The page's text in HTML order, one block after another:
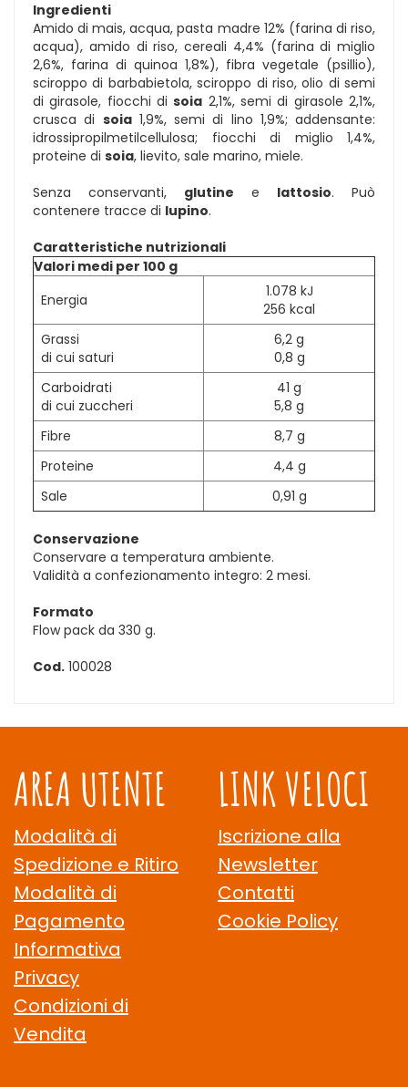
Ingredienti
Amido di mais, acqua, pasta madre 12% (farina di riso,
acqua), amido di riso, cereali 4,4% (farina di miglio
2,6%, farina di quinoa 1,8%), fibra vegetale (psillio),
sciroppo di barbabietola, sciroppo di riso, olio di semi
di girasole, fiocchi disoia 2,1%, semi di girasole 2,1%,
crusca di soia1,9%, semi di lino 1,9%; addensante:
idrossipropilmetilcellulosa; fiocchi di miglio 1,4%,
proteine di soia, lievito, sale marino, miele.
Senza conservanti, glutine e lattosio. Può
contenere tracce di lupino.
Caratteristiche nutrizionali
Valori medi per 100 g
Energia
1.078 kJ
256 kcal
Grassi
di cui saturi
6,2 g
0,8 g
Carboidrati
di cui zuccheri
41 g
5,8 g
Fibre
8,7 g
Proteine
4,4 g
Sale
0,91 g
Conservazione
Conservare a temperatura ambiente.
Validità a confezionamento integro: 2 mesi.
Formato
Flow pack da 330 g.
Cod. 100028
AREA UTENTE
Modalità di
Spedizione e Ritiro
Modalità di
Pagamento
Informativa
Privacy
Condizioni di
Vendita
LINK VELOCI
Iscrizione alla
Newsletter
Contatti
Cookie Policy